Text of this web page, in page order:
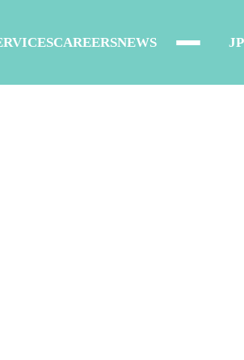
CAREERSNEWS JP